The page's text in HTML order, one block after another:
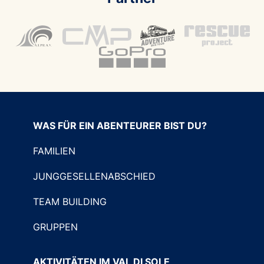
WAS FÜR EIN ABENTEURER BIST DU?
FAMILIEN
JUNGGESELLENABSCHIED
TEAM BUILDING
GRUPPEN
AKTIVITÄTEN IM VAL DI SOLE